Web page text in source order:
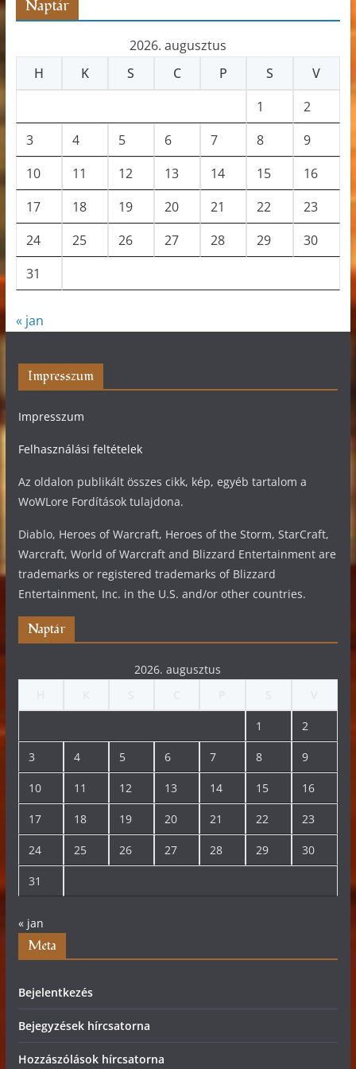
Naptár
2026. augusztus
H
K S C P S
V
1
2
3
4 5 6 7 8
9
10
11 12 13 14 15
16
17
18 19 20 21 22
23
24
25 26 27 28 29
30
31
« jan
Impresszum
Impresszum
Felhasználási feltételek
Az oldalon publikált összes cikk, kép, egyéb tartalom a
WoWLore Fordítások tulajdona.
Diablo, Heroes of Warcraft, Heroes of the Storm, StarCraft,
Warcraft, World of Warcraft and Blizzard Entertainment are
trademarks or registered trademarks of Blizzard
Entertainment, Inc. in the U.S. and/or other countries.
Naptár
2026. augusztus
1 2
3 4 5 6 7 8 9
10 11 12 13 14 15 16
17 18 19 20 21 22 23
24 25 26 27 28 29 30
31
« jan
Meta
Bejelentkezés
Bejegyzések hírcsatorna
Hozzászólások hírcsatorna